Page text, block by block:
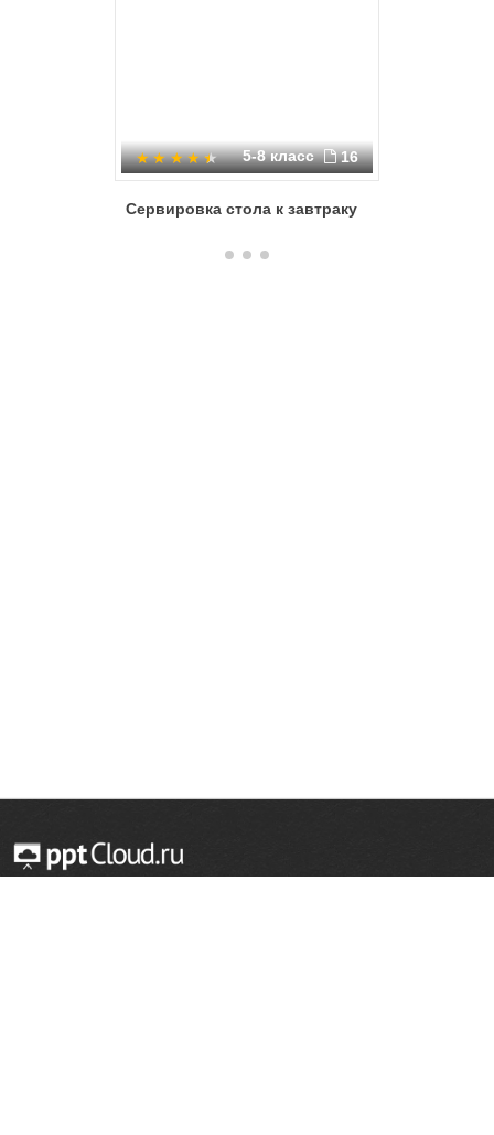
5-8 класс 16
Сервировка стола к завтраку